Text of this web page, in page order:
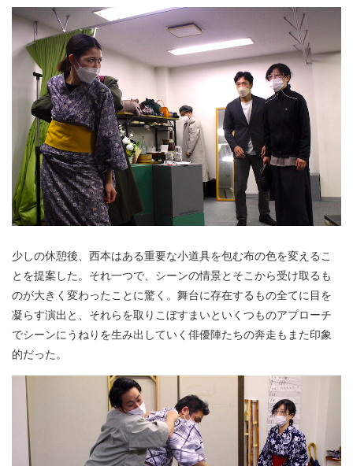
少しの休憩後、西本はある重要な小道具を包む布の色を変えるこ
とを提案した。それ一つで、シーンの情景とそこから受け取るも
のが大きく変わったことに驚く。舞台に存在するもの全てに目を
凝らす演出と、それらを取りこぼすまいといくつものアプローチ
でシーンにうねりを生み出していく俳優陣たちの奔走もまた印象
的だった。